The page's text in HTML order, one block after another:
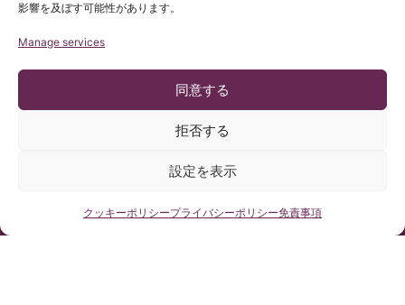
影響を及ぼす可能性があります。
Manage services
同意する
拒否する
設定を表示
クッキーポリシープライバシーポリシー免責事項
バルセロナキアリ奇形＆脊髄空洞症＆脊柱側弯症研究所は、個人
情報の取り扱いをEU一般データ保護規則(規則2016/679)に従って
脊柱側弯症研究所サイトをご覧になっている方の参考のために、
無料医療相談はこちらから